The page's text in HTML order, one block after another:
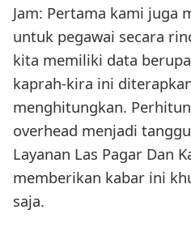
Jam: Pertama kami juga
untuk pegawai secara
kita memiliki data
kaprah-kira ini
menghitungkan.
overhead menjadi
Layanan Las Pagar Dan
memberikan kabar ini
saja.